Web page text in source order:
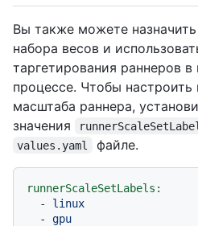
Вы также можете
набора весов и
таргетирования раннеров
процессе. Чтобы
масштаба раннера,
значения
values.yaml файле.
runnerScaleSetLabels:
-
linux
-
gpu